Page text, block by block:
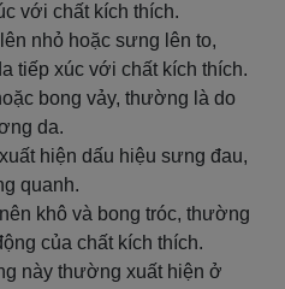
với chất kích thích.
nhỏ hoặc sưng lên to,
tiếp xúc với chất kích thích.
bong vảy, thường là do
da.
hiện dấu hiệu sưng đau,
quanh.
khô và bong tróc, thường
của chất kích thích.
này thường xuất hiện ở